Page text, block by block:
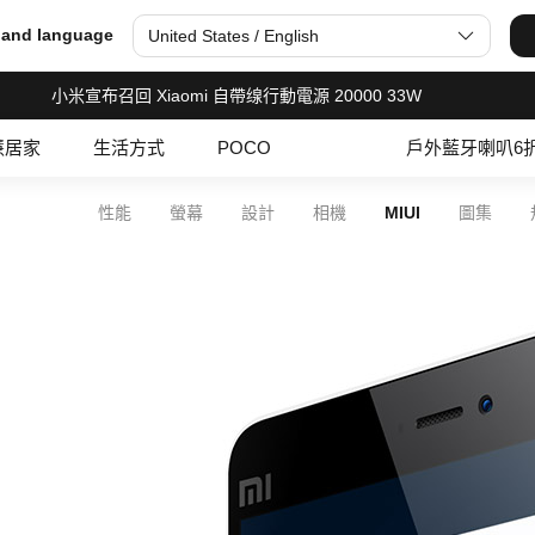
language United States / English
小米宣布召回 Xiaomi 自帶缐行動電源 20000 33W
居家 生活方式 POCO 戶外藍牙喇叭6
性能 螢幕 設計 相機 MIUI 圖集